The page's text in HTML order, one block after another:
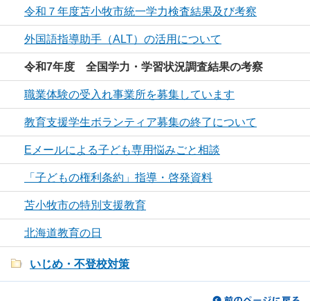
令和７年度苫小牧市統一学力検査結果及び考察
外国語指導助手（ALT）の活用について
令和7年度 全国学力・学習状況調査結果の考察
職業体験の受入れ事業所を募集しています
教育支援学生ボランティア募集の終了について
Eメールによる子ども専用悩みごと相談
「子どもの権利条約」指導・啓発資料
苫小牧市の特別支援教育
北海道教育の日
いじめ・不登校対策